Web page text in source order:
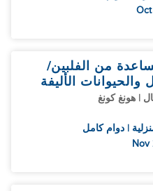
من الفلبين/
والحيوانات الأليفة
| دوام كامل